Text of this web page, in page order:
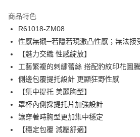
合作金庫商業銀行
華南商業銀行
上海商業儲蓄銀行
台北
國泰世華商業銀行
臺灣中小企業銀行
台中
匯豐（台灣）商業銀行
聯邦商業銀行
元大商業銀行
玉山商業銀行
台新國際商業銀行
台灣樂天信用卡公司
LINE Pay
Apple Pay
悠遊付
AFTEE先享後付
相關說明
商品特色
R61018-ZM08
性感無襯─若隱若現激凸性感；無法接
【魅力交織 性感綻放】
工藝繁複的刺繡蕾絲 搭配豹紋印花圖騰
側邊包覆提托設計 更顯狂野性感
【集中提托 美麗胸型】
罩杯內側採提托片加強設計
讓穿著時胸型更加集中穩定
【穩定包覆 減壓舒適】